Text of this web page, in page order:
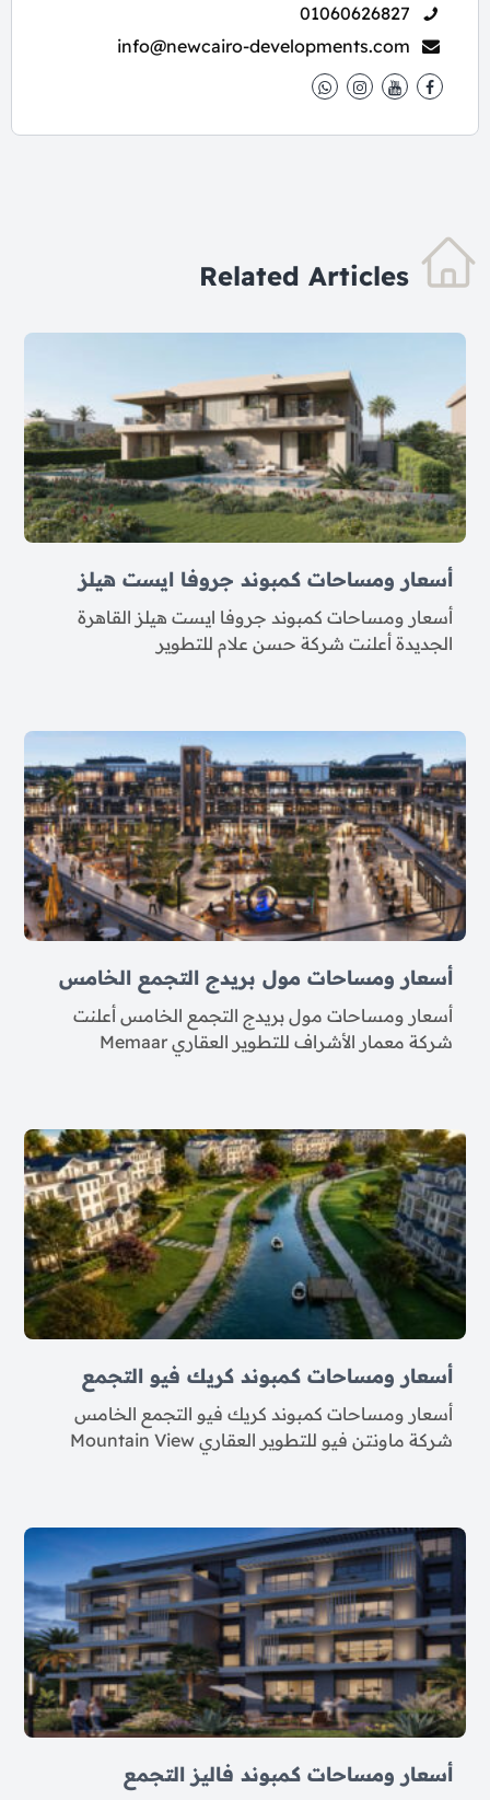
01060626827
info@newcairo-developments.com
Related Articles
أسعار ومساحات كمبوند جروفا ايست هيلز
أسعار ومساحات كمبوند جروفا ايست هيلز القاهرة
الجديدة أعلنت شركة حسن علام للتطوير
أسعار ومساحات مول بريدج التجمع الخامس
أسعار ومساحات مول بريدج التجمع الخامس أعلنت
شركة معمار الأشراف للتطوير العقاري Memaar
أسعار ومساحات كمبوند كريك فيو التجمع
أسعار ومساحات كمبوند كريك فيو التجمع الخامس
شركة ماونتن فيو للتطوير العقاري Mountain View
أسعار ومساحات كمبوند فاليز التجمع